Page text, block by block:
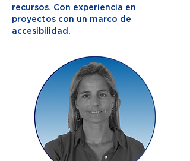
recursos. Con experiencia en
proyectos con un marco de
accesibilidad.